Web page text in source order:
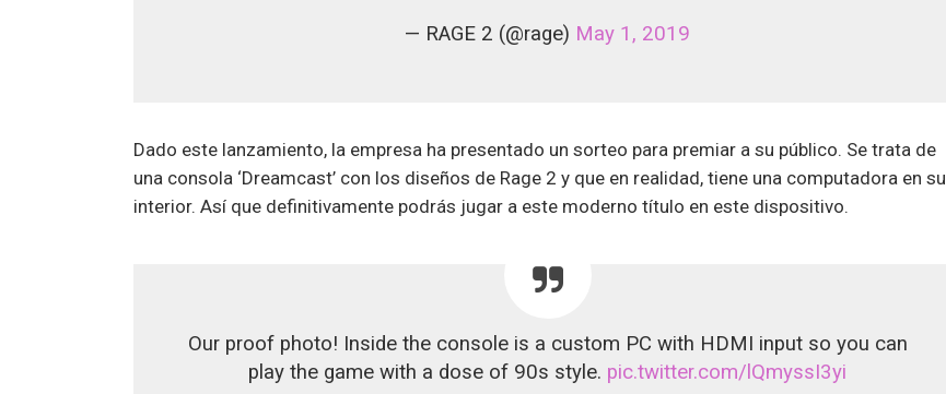
— RAGE 2 (@rage) May 1, 2019
Dado este lanzamiento, la empresa ha presentado un sorteo para premiar a su público. Se trata de
una consola ‘Dreamcast’ con los diseños de Rage 2 y que en realidad, tiene una computadora en su
interior. Así que definitivamente podrás jugar a este moderno título en este dispositivo.
Our proof photo! Inside the console is a custom PC with HDMI input so you can
play the game with a dose of 90s style. pic.twitter.com/lQmyssI3yi